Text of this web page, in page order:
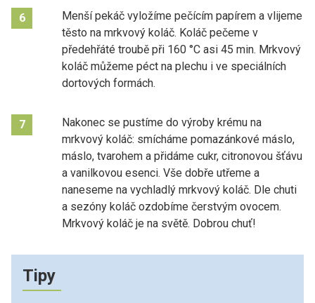
6
Menší pekáč vyložíme pečícím papírem a vlijeme
těsto na mrkvový koláč. Koláč pečeme v
předehřáté troubě při 160 °C asi 45 min. Mrkvový
koláč můžeme péct na plechu i ve speciálních
dortových formách.
7
Nakonec se pustíme do výroby krému na
mrkvový koláč: smícháme pomazánkové máslo,
máslo, tvarohem a přidáme cukr, citronovou šťávu
a vanilkovou esenci. Vše dobře utřeme a
naneseme na vychladlý mrkvový koláč. Dle chuti
a sezóny koláč ozdobíme čerstvým ovocem.
Mrkvový koláč je na světě. Dobrou chuť!
Tipy